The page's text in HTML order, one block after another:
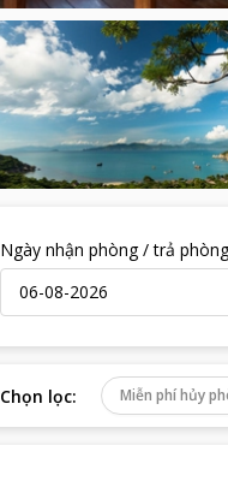
Ngày nhận phòng / trả phòng
Chọn lọc: Miễn phí hủy